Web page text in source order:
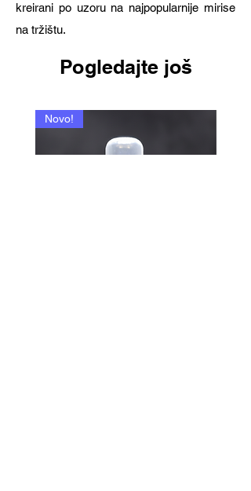
kreirani po uzoru na najpopularnije mirise
na tržištu.
Pogledajte još
Novo!